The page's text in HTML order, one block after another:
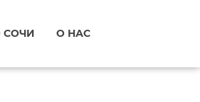
СОЧИ О НАС